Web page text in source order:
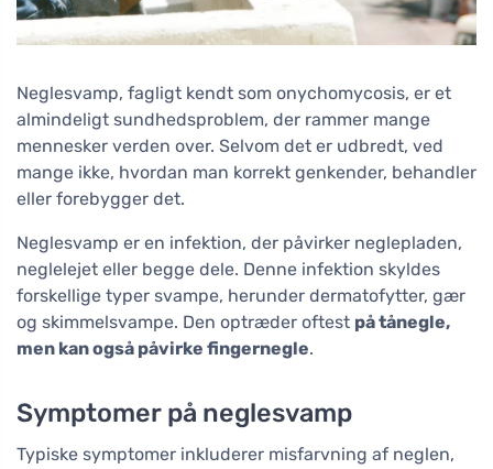
Neglesvamp, fagligt kendt som onychomycosis, er et
almindeligt sundhedsproblem, der rammer mange
mennesker verden over. Selvom det er udbredt, ved
mange ikke, hvordan man korrekt genkender, behandler
eller forebygger det.
Neglesvamp er en infektion, der påvirker neglepladen,
neglelejet eller begge dele. Denne infektion skyldes
forskellige typer svampe, herunder dermatofytter, gær
og skimmelsvampe. Den optræder oftest på tånegle,
men kan også påvirke fingernegle.
Symptomer på neglesvamp
Typiske symptomer inkluderer misfarvning af neglen,